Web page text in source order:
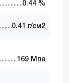
0.44 %
0.41 г/см2
169 Мпа